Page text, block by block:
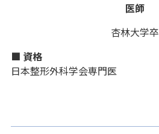
医師
杏林大学卒
■ 資格
日本整形外科学会専門医